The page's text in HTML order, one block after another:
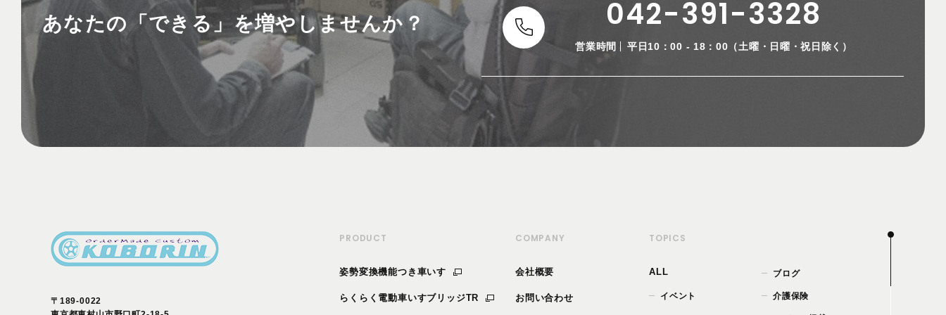
あなたの 「できる」を増やしませんか？ 042-391-3328
営業時間 平日10：00 - 18：00 （土曜・日曜・祝日除く）
〒189-0022
PRODUCT
姿勢変換機能つき車いす
らくらく電動車いすブリッジTR
COMPANY
会社概要
お問い合わせ
TOPICS
ALL ブログ
イベント 介護保険